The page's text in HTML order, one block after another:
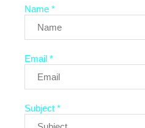
Name *
Email *
Subject *